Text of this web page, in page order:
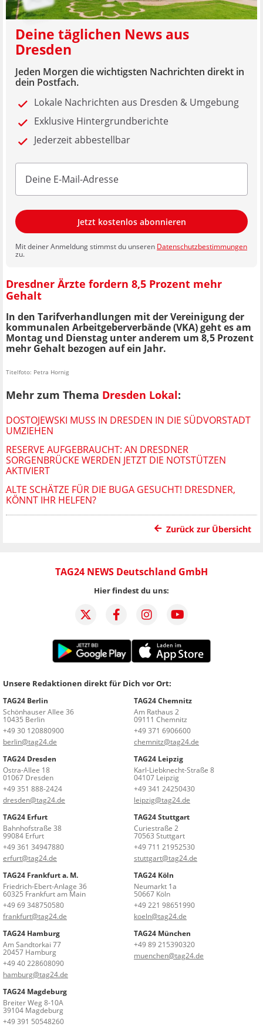
Deine täglichen News aus
Dresden
Jeden Morgen die wichtigsten Nachrichten direkt in
dein Postfach.
Lokale Nachrichten aus Dresden & Umgebung
Exklusive Hintergrundberichte
Jederzeit abbestellbar
Jetzt kostenlos abonnieren
Mit deiner Anmeldung stimmst du unseren Datenschutzbestimmungen
zu.
Dresdner Ärzte fordern 8,5 Prozent mehr
Gehalt
In den Tarifverhandlungen mit der Vereinigung der
kommunalen Arbeitgeberverbände (VKA) geht es am
Montag und Dienstag unter anderem um 8,5 Prozent
mehr Gehalt bezogen auf ein Jahr.
Titelfoto: Petra Hornig
Mehr zum Thema Dresden Lokal:
DOSTOJEWSKI MUSS IN DRESDEN IN DIE SÜDVORSTADT
UMZIEHEN
RESERVE AUFGEBRAUCHT: AN DRESDNER
SORGENBRÜCKE WERDEN JETZT DIE NOTSTÜTZEN
AKTIVIERT
ALTE SCHÄTZE FÜR DIE BUGA GESUCHT! DRESDNER,
KÖNNT IHR HELFEN?
Zurück zur Übersicht
TAG24 NEWS Deutschland GmbH
Hier findest du uns:
Unsere Redaktionen direkt für Dich vor Ort:
TAG24 Berlin
Schönhauser Allee 36
10435 Berlin
+49 30 120880900
berlin@tag24.de
TAG24 Chemnitz
Am Rathaus 2
09111 Chemnitz
+49 371 6906600
chemnitz@tag24.de
TAG24 Dresden
Ostra-Allee 18
01067 Dresden
+49 351 888-2424
dresden@tag24.de
TAG24 Leipzig
Karl-Liebknecht-Straße 8
04107 Leipzig
+49 341 24250430
leipzig@tag24.de
TAG24 Erfurt
Bahnhofstraße 38
99084 Erfurt
+49 361 34947880
erfurt@tag24.de
TAG24 Stuttgart
Curiestraße 2
70563 Stuttgart
+49 711 21952530
stuttgart@tag24.de
TAG24 Frankfurt a. M.
Friedrich-Ebert-Anlage 36
60325 Frankfurt am Main
+49 69 348750580
frankfurt@tag24.de
TAG24 Köln
Neumarkt 1a
50667 Köln
+49 221 98651990
koeln@tag24.de
TAG24 Hamburg
Am Sandtorkai 77
20457 Hamburg
+49 40 228608090
hamburg@tag24.de
TAG24 München
+49 89 215390320
muenchen@tag24.de
TAG24 Magdeburg
Breiter Weg 8-10A
39104 Magdeburg
+49 391 50548260